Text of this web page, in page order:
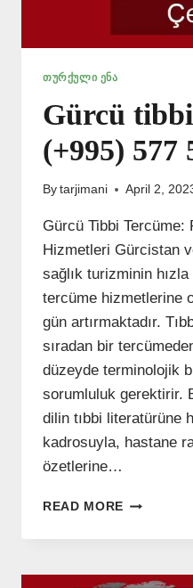
ᲗᲣᲠᲥᲣᲚᲘ ᲔᲜᲐ
Gürcü
(+995) 577
By tarjimani April 2,
Gürcü Tibbi Tercüme:
Hizmetleri Gürcistan
sağlık turizminin
tercüme hizmetlerine
gün artırmaktadır.
sıradan bir
düzeyde terminolojik
sorumluluk gerektirir.
dilin tıbbi literatürüne
kadrosuyla, hastane
özetlerine…
READ MORE GÜRCÜ
TERCÜME
(+995)